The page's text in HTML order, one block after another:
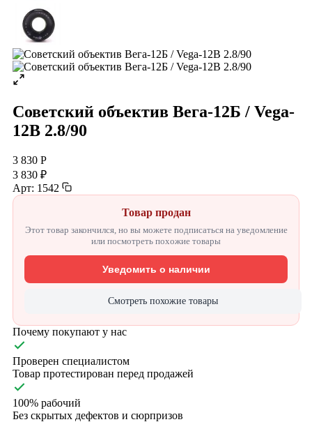
Советский объектив Вега-12Б / Vega-
12B 2.8/90
3 830 Р
3 830 ₽
Арт: 1542
Товар продан
Этот товар закончился, но вы можете подписаться на уведомление
или посмотреть похожие товары
Уведомить о наличии
Смотреть похожие товары
Почему покупают у нас
Проверен специалистом
Товар протестирован перед продажей
100% рабочий
Без скрытых дефектов и сюрпризов